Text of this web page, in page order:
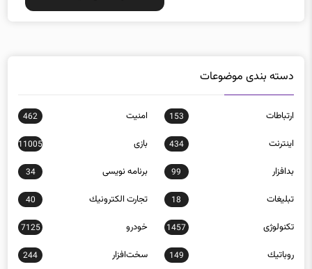
دسته بندی موضوعات
ارتباطات 153 امنيت 462
اينترنت 434 بازی 11005
بدافزار 99 برنامه نويسی 34
تبلیغات 18 تجارت الكترونيك 40
تکنولوژی 1457 خودرو 7125
روباتيك 149 سخت‌افزار 244